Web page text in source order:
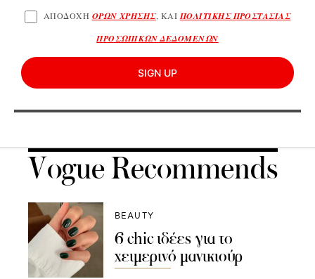
ΑΠΟΔΟΧΗ ΟΡΩΝ ΧΡΗΣΗΣ, ΚΑΙΠΟΛΙΤΙΚΗΣ ΠΡΟΣΤΑΣΙΑΣ
ΠΡΟΣΩΠΙΚΩΝ ΔΕΔΟΜΕΝΩΝ
SIGN UP
Vogue Recommends
BEAUTY
6 chic ιδέες για το
χειμερινό μανικιούρ